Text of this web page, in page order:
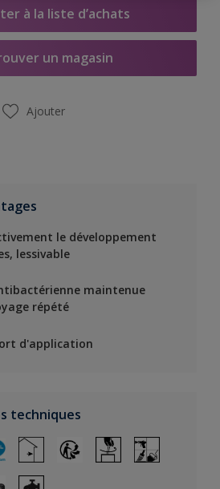
à la liste d’achats
un magasin
Ajouter
le développement
lessivable
maintenue
répété
d'application
techniques